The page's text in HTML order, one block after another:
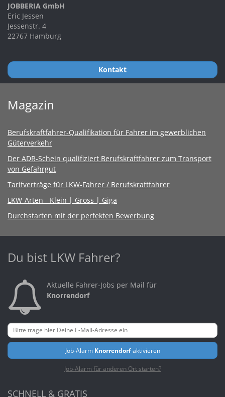
JOBBERIA GmbH
Eric Jessen
Jessenstr. 4
22767 Hamburg
Kontakt
Magazin
Berufskraftfahrer-Qualifikation für Fahrer im gewerblichen
Güterverkehr
Der ADR-Schein qualifiziert Berufskraftfahrer zum Transport
von Gefahrgut
Tarifverträge für LKW-Fahrer / Berufskraftfahrer
LKW-Arten - Klein | Gross | Giga
Durchstarten mit der perfekten Bewerbung
Du bist LKW Fahrer?
Aktuelle Fahrer-Jobs per Mail für
Knorrendorf
Job-Alarm Knorrendorfaktivieren
Job-Alarm für anderen Ort starten?
SCHNELL & GRATIS